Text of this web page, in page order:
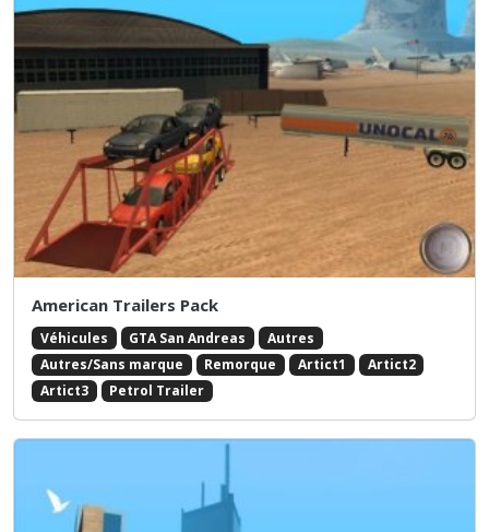
American Trailers Pack
Véhicules GTA San Andreas
Autres
Autres/Sans marque
Remorque Artict1
Artict2
Artict3
Petrol Trailer